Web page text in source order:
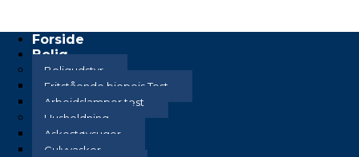
Forside
Bolig
Boligudstyr
Fritstående biopejs Test
Arbejdslamper test
Husholdning
Askestøvsuger
Gulvvasker